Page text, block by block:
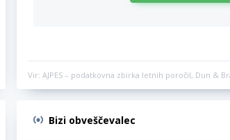
Vir: AJPES – podatkovna zbirka letnih poročil, Dun &
Bizi obveščevalec